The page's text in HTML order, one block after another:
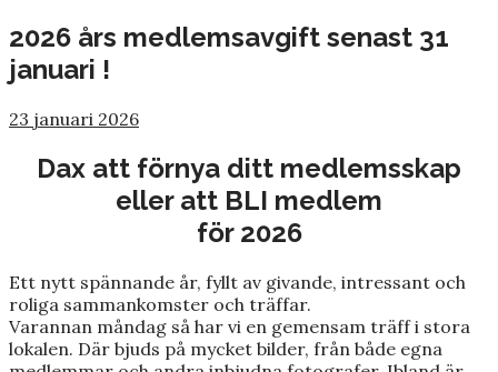
2026 års medlemsavgift senast 31
januari !
23 januari 2026
Dax att förnya ditt medlemsskap
eller att BLI medlem
för 2026
Ett nytt spännande år, fyllt av givande, intressant och
roliga sammankomster och träffar.
Varannan måndag så har vi en gemensam träff i stora
lokalen. Där bjuds på mycket bilder, från både egna